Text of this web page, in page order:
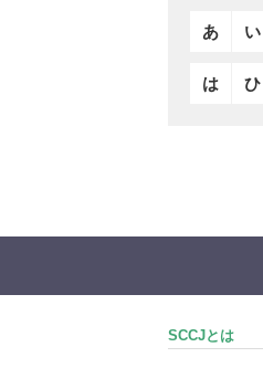
あ い
は ひ
SCCJとは